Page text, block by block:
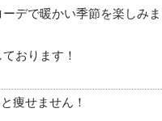
デで暖かい季節を楽しみ
おります！
痩せません！